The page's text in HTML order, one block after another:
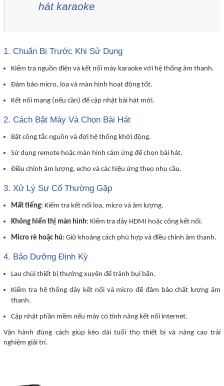
hát karaoke
1. Chuẩn Bị Trước Khi Sử Dụng
Kiểm tra nguồn điện và kết nối máy karaoke với hệ thống âm thanh.
Đảm bảo micro, loa và màn hình hoạt động tốt.
Kết nối mạng (nếu cần) để cập nhật bài hát mới.
2. Cách Bật Máy Và Chọn Bài Hát
Bật công tắc nguồn và đợi hệ thống khởi động.
Sử dụng remote hoặc màn hình cảm ứng để chọn bài hát.
Điều chỉnh âm lượng, echo và các hiệu ứng theo nhu cầu.
3. Xử Lý Sự Cố Thường Gặp
Mất tiếng: Kiểm tra kết nối loa, micro và âm lượng.
Không hiển thị màn hình: Kiểm tra dây HDMI hoặc cổng kết nối.
Micro rè hoặc hú: Giữ khoảng cách phù hợp và điều chỉnh âm thanh.
4. Bảo Dưỡng Định Kỳ
Lau chùi thiết bị thường xuyên để tránh bụi bẩn.
Kiểm tra hệ thống dây kết nối và micro để đảm bảo chất lượng âm
thanh.
Cập nhật phần mềm nếu máy có tính năng kết nối internet.
Vận hành đúng cách giúp kéo dài tuổi thọ thiết bị và nâng cao trải
nghiệm giải trí.